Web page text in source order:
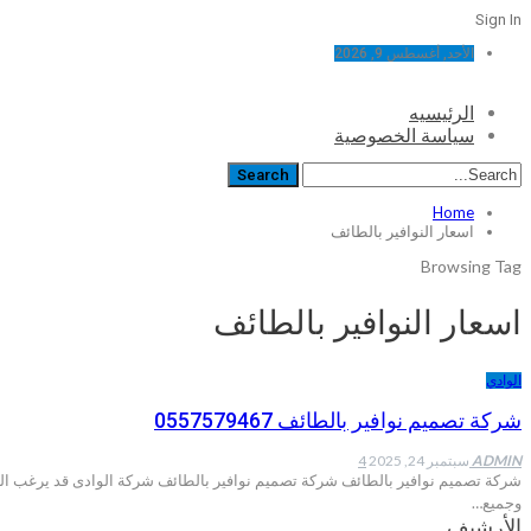
Sign In
الأحد, أغسطس 9, 2026
الرئيسيه
سياسة الخصوصية
Home
اسعار النوافير بالطائف
Browsing Tag
اسعار النوافير بالطائف
الوادي
شركة تصميم نوافير بالطائف 0557579467
ADMIN سبتمبر 24, 2025 4
شركة تصميم نوافير بالطائف شركة تصميم نوافير بالطائف شركة الوادى قد يرغب
وجميع…